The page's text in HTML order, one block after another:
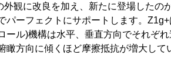
外観に改良を加え、新たに登場したの
パーフェクトにサポートします。
ール)機構は水平、垂直方向でそれぞ
瞰方向に傾くほど摩擦抵抗が増大して